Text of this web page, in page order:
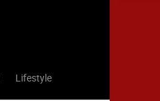
Lifestyle